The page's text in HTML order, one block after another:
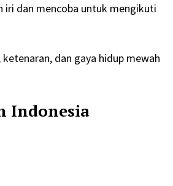
iri dan mencoba untuk mengikuti
dan gaya hidup mewah
Indonesia